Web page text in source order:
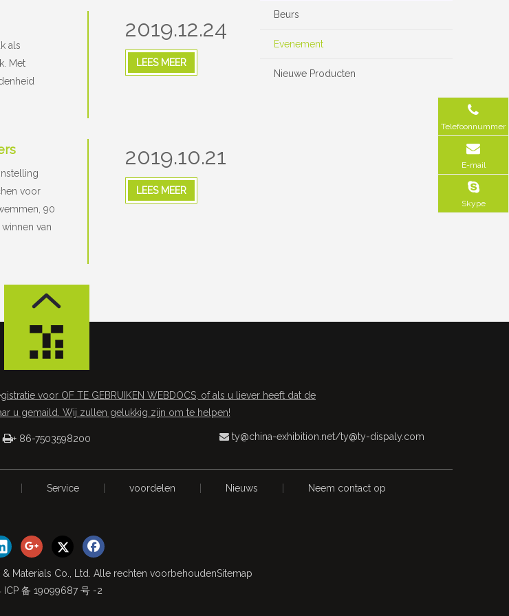
als
Met
2019.12.24
LEES MEER
voor
90
van
2019.10.21
LEES MEER
Beurs
Evenement
Nieuwe Producten
voor OF TE GEBRUIKEN WEBDOCS, of als u liever heeft dat de
u gemaild. Wij zullen gelukkig zijn om te helpen!
+ 86-7503598200  ty@china-exhibition.net/ty@ty-dispaly.com
Service voordelen Nieuws Neem contact op
Telefoonnummer
E-mail
Skype
Materials Co., Ltd. Alle rechten voorbehoudenSitemap
ICP 备 19099687 号 -2